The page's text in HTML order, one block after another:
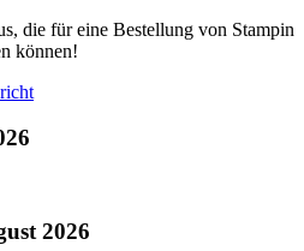
die für eine Bestellung von Stampin
können!
2026